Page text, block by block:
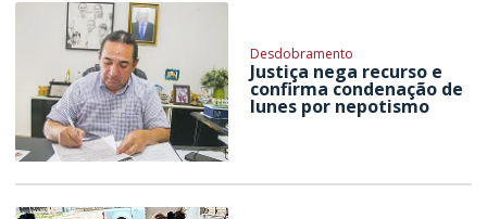
Desdobramento
Justiça nega recurso e
confirma condenação de
Iunes por nepotismo